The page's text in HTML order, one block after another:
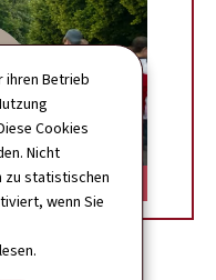
ihren Betrieb
Cookies
Nicht
zu statistischen
wenn Sie
lesen.
sicherheit.PNG